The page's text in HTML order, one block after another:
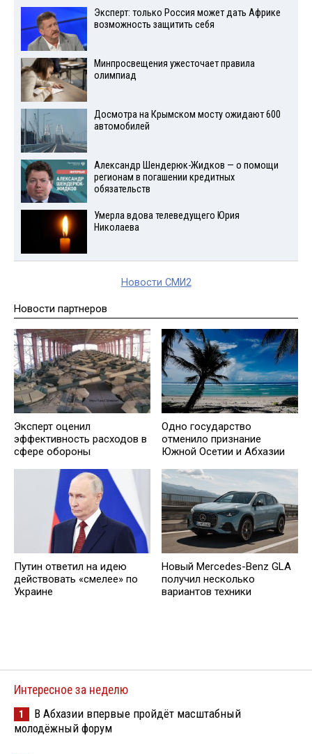
Эксперт: только Россия может дать Африке
возможность защитить себя
Минпросвещения ужесточает правила
олимпиад
Досмотра на Крымском мосту ожидают 600
автомобилей
Александр Шендерюк-Жидков — о помощи
регионам в погашении кредитных
обязательств
Умерла вдова телеведущего Юрия
Николаева
Новости СМИ2
Новости партнеров
Эксперт оценил
эффективность расходов в
сфере обороны
Одно государство
отменило признание
Южной Осетии и Абхазии
Путин ответил на идею
действовать «смелее» по
Украине
Новый Mercedes-Benz GLA
получил несколько
вариантов техники
Интересное за неделю
1
В Абхазии впервые пройдёт масштабный
молодёжный форум